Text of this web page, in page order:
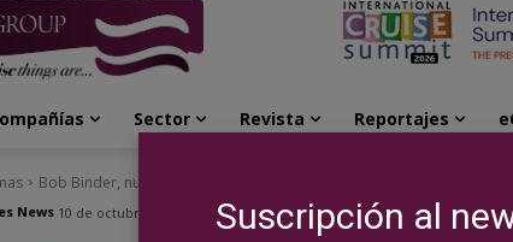
Sector Revista Reportajes
Bob Binder, nuevo CEO y presidente de Oceania Cruises
News 10 de octubre de 2016 Suscripción al